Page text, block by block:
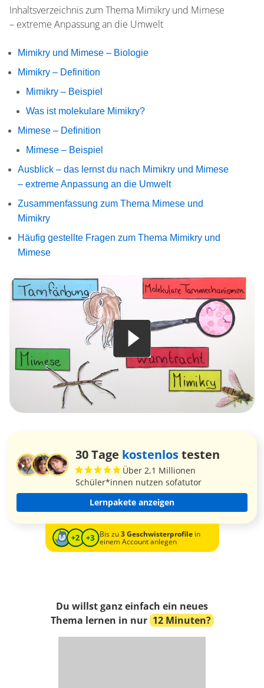
Inhaltsverzeichnis zum Thema Mimikry und Mimese
– extreme Anpassung an die Umwelt
Mimikry und Mimese – Biologie
Mimikry – Definition
Mimikry – Beispiel
Was ist molekulare Mimikry?
Mimese – Definition
Mimese – Beispiel
Ausblick – das lernst du nach Mimikry und Mimese
– extreme Anpassung an die Umwelt
Zusammenfassung zum Thema Mimese und
Mimikry
Häufig gestellte Fragen zum Thema Mimikry und
Mimese
30 Tage kostenlostesten
Über 2,1 Millionen
Schüler*innen nutzen sofatutor
Lernpakete anzeigen
Bis zu3 Geschwisterprofilein
einem Account anlegen
Du willst ganz einfach ein neues
Thema lernen in nur 12 Minuten?